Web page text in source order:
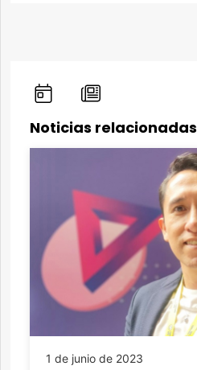
Noticias relacionadas
1 de junio de 2023